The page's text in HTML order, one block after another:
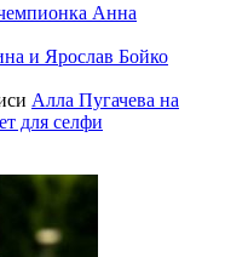
Анна
и Ярослав Бойко
Алла Пугачева на
для селфи